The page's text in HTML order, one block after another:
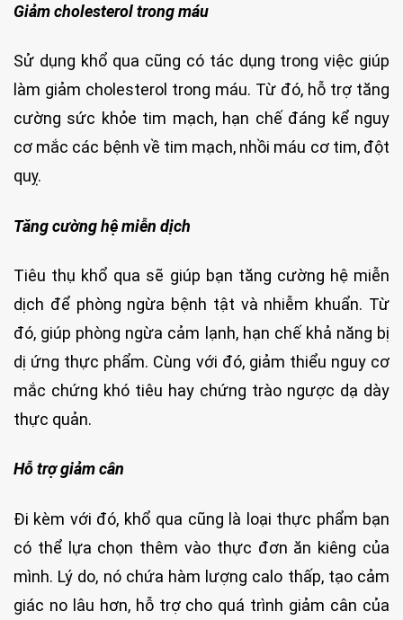
Giảm cholesterol trong máu
Sử dụng khổ qua cũng có tác dụng trong việc giúp
làm giảm cholesterol trong máu. Từ đó, hỗ trợ tăng
cường sức khỏe tim mạch, hạn chế đáng kể nguy
cơ mắc các bệnh về tim mạch, nhồi máu cơ tim, đột
quỵ.
Tăng cường hệ miễn dịch
Tiêu thụ khổ qua sẽ giúp bạn tăng cường hệ miễn
dịch để phòng ngừa bệnh tật và nhiễm khuẩn. Từ
đó, giúp phòng ngừa cảm lạnh, hạn chế khả năng bị
dị ứng thực phẩm. Cùng với đó, giảm thiểu nguy cơ
mắc chứng khó tiêu hay chứng trào ngược dạ dày
thực quản.
Hỗ trợ giảm cân
Đi kèm với đó, khổ qua cũng là loại thực phẩm bạn
có thể lựa chọn thêm vào thực đơn ăn kiêng của
mình. Lý do, nó chứa hàm lượng calo thấp, tạo cảm
giác no lâu hơn, hỗ trợ cho quá trình giảm cân của